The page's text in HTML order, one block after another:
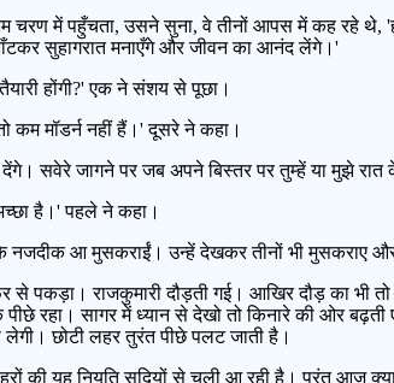
में पहुँचता, उसने सुना, वे तीनों आपस में कह रहे थे,
सुहागरात मनाएँगे और जीवन का आनंद लेंगे।'
होंगी?' एक ने संशय से पूछा।
कम मॉडर्न नहीं हैं।' दूसरे ने कहा।
सवेरे जागने पर जब अपने बिस्तर पर तुम्हें या मुझे
है।' पहले ने कहा।
नजदीक आ मुसकराईं। उन्हें देखकर तीनों भी मुसकराए
से पकड़ा। राजकुमारी दौड़ती गई। आखिर दौड़ का
पीछे रहा। सागर में ध्यान से देखो तो किनारे की ओर
छोटी लहर तुरंत पीछे पलट जाती है।
की यह नियति सदियों से चली आ रही है। परंतु आज